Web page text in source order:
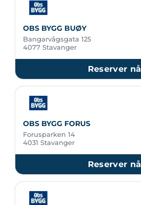
OBS BYGG BUØY
Bangarvågsgata 125
4077 Stavanger
Reserver nå
OBS BYGG FORUS
Forusparken 14
4031 Stavanger
Reserver nå